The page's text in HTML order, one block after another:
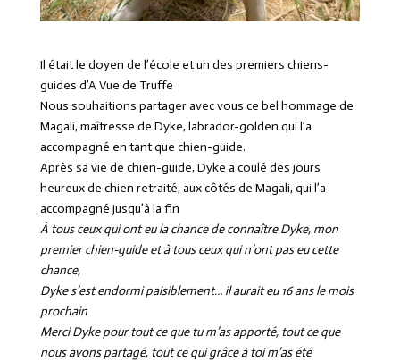
Il était le doyen de l’école et un des premiers chiens-
guides d’A Vue de Truffe
Nous souhaitions partager avec vous ce bel hommage de
Magali, maîtresse de Dyke, labrador-golden qui l’a
accompagné en tant que chien-guide.
Après sa vie de chien-guide, Dyke a coulé des jours
heureux de chien retraité, aux côtés de Magali, qui l’a
accompagné jusqu’à la fin
À tous ceux qui ont eu la chance de connaître Dyke, mon
premier chien-guide et à tous ceux qui n’ont pas eu cette
chance,
Dyke s’est endormi paisiblement… il aurait eu 16 ans le mois
prochain
Merci Dyke pour tout ce que tu m’as apporté, tout ce que
nous avons partagé, tout ce qui grâce à toi m’as été